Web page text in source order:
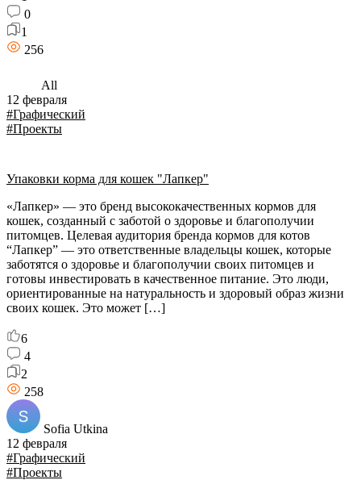
0
1
256
All
12 февраля
#Графический
#Проекты
Упаковки корма для кошек "Лапкер"
«Лапкер» — это бренд высококачественных кормов для
кошек, созданный с заботой о здоровье и благополучии
питомцев. Целевая аудитория бренда кормов для котов
“Лапкер” — это ответственные владельцы кошек, которые
заботятся о здоровье и благополучии своих питомцев и
готовы инвестировать в качественное питание. Это люди,
ориентированные на натуральность и здоровый образ жизни
своих кошек. Это может […]
6
4
2
258
Sofia Utkina
12 февраля
#Графический
#Проекты